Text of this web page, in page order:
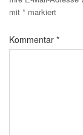
mit * markiert
Kommentar *